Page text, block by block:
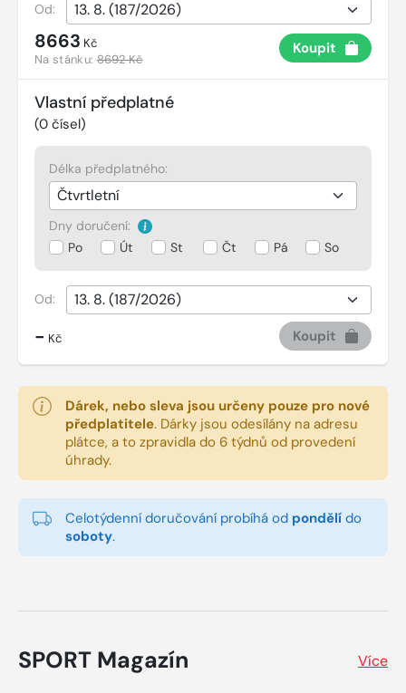
Od:
8663 Kč
Na stánku:8692 Kč
Koupit
Vlastní předplatné
(0 čísel)
Délka předplatného:
Dny doručení:
Po
Út St Čt Pá So
Od:
- Kč Koupit
Dárek, nebo sleva jsou určeny pouze pro nové
předplatitele. Dárky jsou odesílány na adresu
plátce, a to zpravidla do 6 týdnů od provedení
úhrady.
Celotýdenní doručování probíhá od pondělí do
soboty.
SPORT Magazín Více